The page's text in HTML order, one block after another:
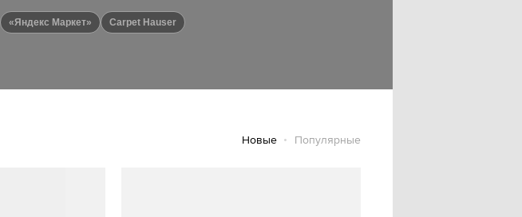
«Яндекс Маркет» Carpet Hauser
Новые Популярные